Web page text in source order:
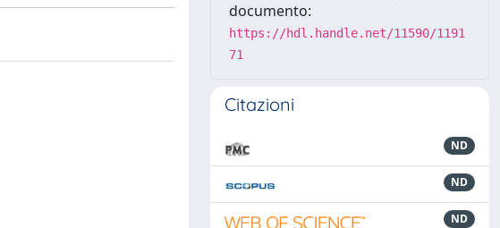
documento:
https://hdl.handle.net/11590/1191
71
Citazioni
ND
ND
ND